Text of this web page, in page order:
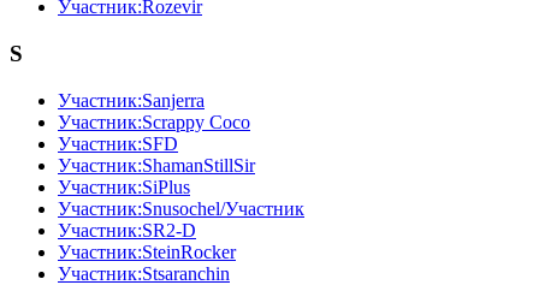
Участник:Rozevir
S
Участник:Sanjerra
Участник:Scrappy Coco
Участник:SFD
Участник:ShamanStillSir
Участник:SiPlus
Участник:Snusochel/Участник
Участник:SR2-D
Участник:SteinRocker
Участник:Stsaranchin